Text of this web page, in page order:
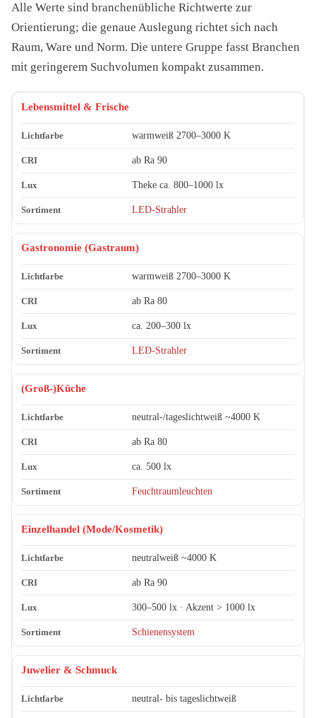
Alle Werte sind branchenübliche Richtwerte zur
Orientierung; die genaue Auslegung richtet sich nach
Raum, Ware und Norm. Die untere Gruppe fasst Branchen
mit geringerem Suchvolumen kompakt zusammen.
Branche Lichtfarbe (Richtwert)
Lebensmittel & Frische
warmweiß 2700–3000 K
ab Ra 90
Theke ca. 800–1000 lx
LED-Strahler
Gastronomie (Gastraum)
warmweiß 2700–3000 K
ab Ra 80
ca. 200–300 lx
LED-Strahler
(Groß-)Küche
neutral-/tageslichtweiß ~4000 K
ab Ra 80
ca. 500 lx
Feuchtraumleuchten
Einzelhandel (Mode/Kosmetik)
neutralweiß ~4000 K
ab Ra 90
300–500 lx · Akzent > 1000 lx
Schienensystem
Juwelier & Schmuck
neutral- bis tageslichtweiß